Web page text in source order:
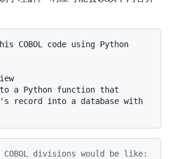
COBOL code using Python
a Python function that
record into a database with
divisions would be like: